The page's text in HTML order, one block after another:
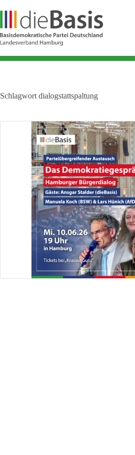
Inhalt
springen
Schlagwort dialogstattspaltung